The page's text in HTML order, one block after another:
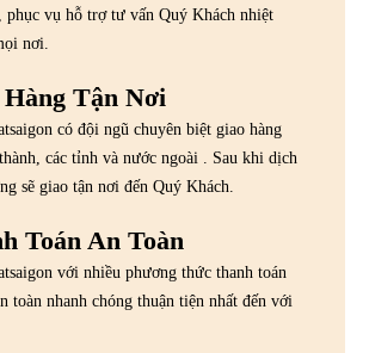
phục vụ hỗ trợ tư vấn Quý Khách nhiệt
nơi.
Hàng Tận Nơi
có đội ngũ chuyên biệt giao hàng
các tỉnh và nước ngoài . Sau khi dịch
sẽ giao tận nơi đến Quý Khách.
Toán An Toàn
với nhiều phương thức thanh toán
toàn nhanh chóng thuận tiện nhất đến với